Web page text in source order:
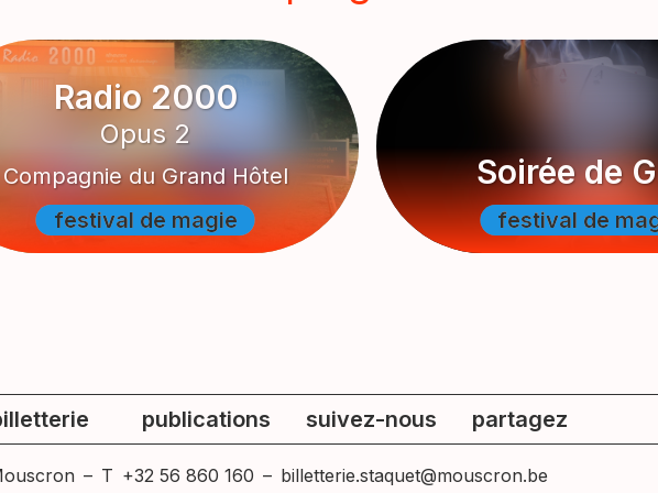
Radio 2000
Opus 2
Compagnie du Grand Hôtel
festival de magie
festival de magie
festival de magie
Soirée de
festival de
festival de
festival de
publications suivez-nous partagez
– T +32 56 860 160 – billetterie.staquet@mouscron.be